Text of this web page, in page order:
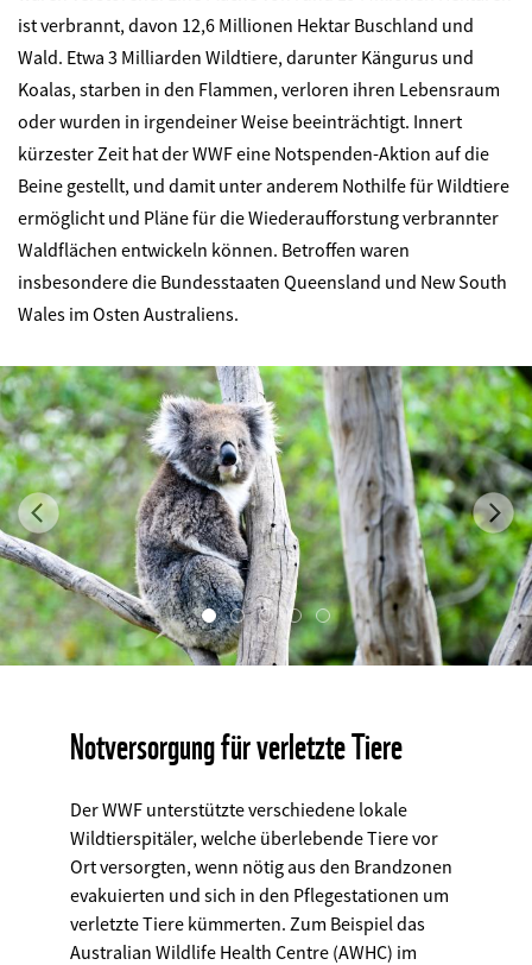
ist verbrannt, davon 12,6 Millionen Hektar Buschland und
Wald. Etwa 3 Milliarden Wildtiere, darunter Kängurus und
Koalas, starben in den Flammen, verloren ihren Lebensraum
oder wurden in irgendeiner Weise beeinträchtigt. Innert
kürzester Zeit hat der WWF eine Notspenden-Aktion auf die
Beine gestellt, und damit unter anderem Nothilfe für Wildtiere
ermöglicht und Pläne für die Wiederaufforstung verbrannter
Waldflächen entwickeln können. Betroffen waren
insbesondere die Bundesstaaten Queensland und New South
Wales im Osten Australiens.
©
Notversorgung für verletzte Tiere
Der WWF unterstützte verschiedene lokale
Wildtierspitäler, welche überlebende Tiere vor
Ort versorgten, wenn nötig aus den Brandzonen
evakuierten und sich in den Pflegestationen um
verletzte Tiere kümmerten. Zum Beispiel das
Australian Wildlife Health Centre (AWHC) im
Previous